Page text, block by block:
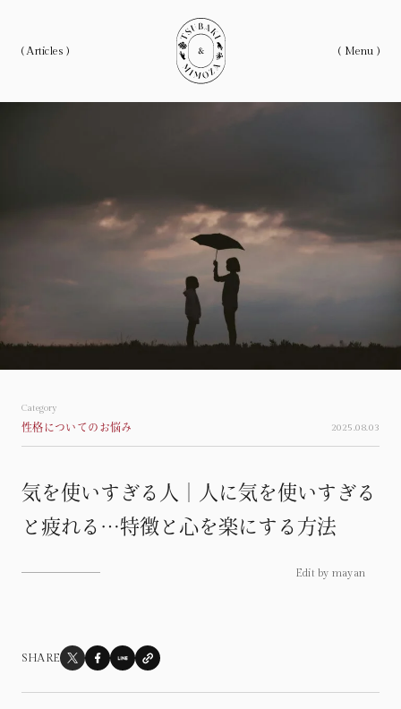
( Articles )
Articles記事一覧
恋愛にまつわる記事 Love Articles
心揺れる瞬間たち
Moment
( Menu )
Category
性格についてのお悩み
2025.08.03
気を使いすぎる人｜人に気を使いすぎる
と疲れる…特徴と心を楽にする方法
Edit by mayan
SHARE